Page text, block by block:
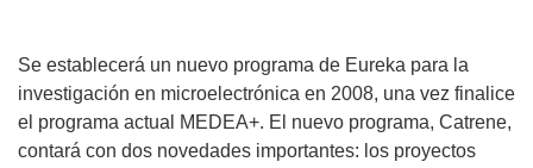
Se establecerá un nuevo programa de Eureka para la
investigación en microelectrónica en 2008, una vez finalice
el programa actual MEDEA+. El nuevo programa, Catrene,
contará con dos novedades importantes: los proyectos